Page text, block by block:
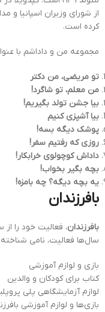
از شورای وزیران اسپانیا و
کرده است.
مجموعه من و داداشم با
تو مریضی، من دکتر
من معلم، تو شاگرد!
بیا جشن تولد بگیریم!
بیا آشپزی کنیم
پوشک دیگه بسه!
روزی که رفتیم سفر!
داداش کوچولوی خرابکار!
بچه بگیر بخواب!
یه بچه دیگه؟ چه بامزه!
بافرزندان
بافرزندان
سال‌ها فعالیت، نامی
بازی و لوازم آموزشی
کتاب برای کودکان و والدین
لوازم آزمایشگاهی پلی
بازی‌ها و لوازم آموزشی